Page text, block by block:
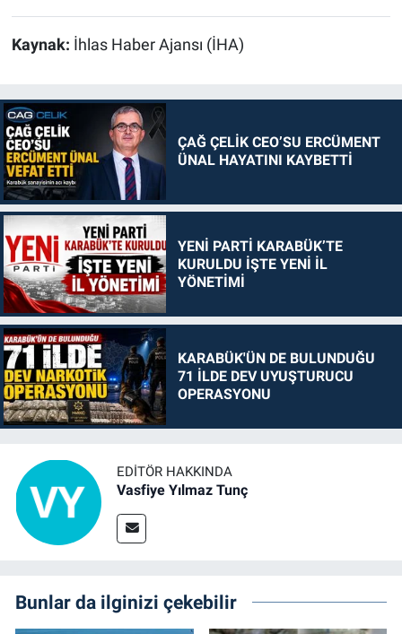
Kaynak: İhlas Haber Ajansı (İHA)
ÇAĞ ÇELİK CEO’SU ERCÜMENT
ÜNAL HAYATINI KAYBETTİ
YENİ PARTİ KARABÜK’TE
KURULDU İŞTE YENİ İL
YÖNETİMİ
KARABÜK'ÜN DE BULUNDUĞU
71 İLDE DEV UYUŞTURUCU
OPERASYONU
EDITÖR HAKKINDA
Vasfiye Yılmaz Tunç
Bunlar da ilginizi çekebilir